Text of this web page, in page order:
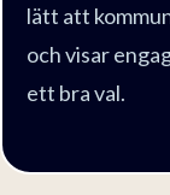
lätt att
och visar
ett bra val.